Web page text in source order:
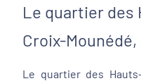
Le quartier des
Croix-Mounédé,
Le quartier des